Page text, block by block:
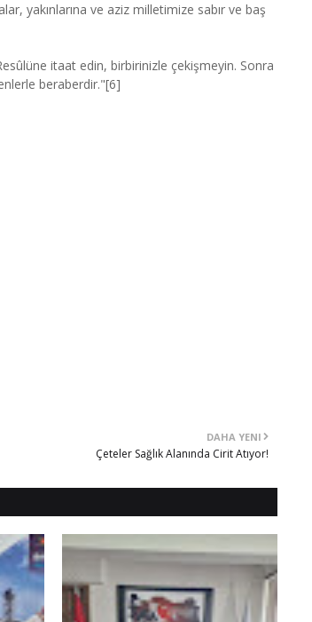
yakınlarına ve aziz milletimize sabır ve baş
itaat edin, birbirinizle çekişmeyin. Sonra
beraberdir."[6]
DAHA YENI
Çeteler Sağlık Alanında Cirit Atıyor!